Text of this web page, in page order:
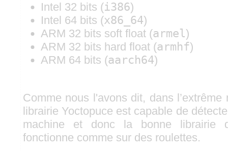
Intel 32 bits (i386)
Intel 64 bits (x86_64)
ARM 32 bits soft float (armel)
ARM 32 bits hard float (armhf)
ARM 64 bits (aarch64)
Comme nous l'avons dit, dans
librairie Yoctopuce est capable de
machine et donc la bonne librairie
fonctionne comme sur des roulettes.